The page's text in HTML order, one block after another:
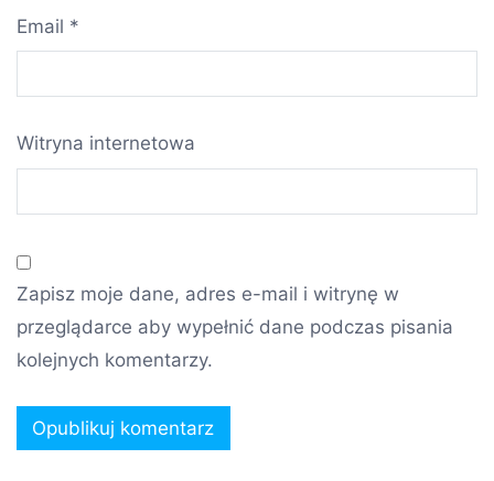
Email *
Witryna internetowa
Zapisz moje dane, adres e-mail i witrynę w
przeglądarce aby wypełnić dane podczas pisania
kolejnych komentarzy.